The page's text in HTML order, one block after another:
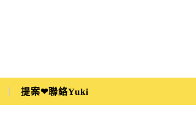
提案❤聯絡Yuki